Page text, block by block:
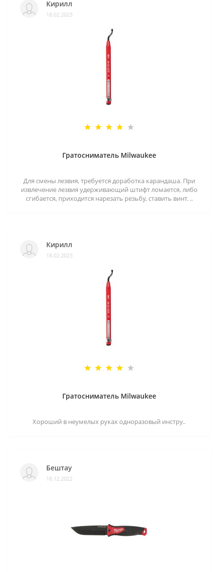
Кирилл
18.02.2023
Гратосниматель Milwaukee
Для смены лезвия, требуется доработка карандаша. При
извлечение лезвия удерживающий штифт ломается, либо
сгибается, приходится нарезать резьбу, ставить винт. ..
Кирилл
18.02.2023
Гратосниматель Milwaukee
Хороший в неумелых руках одноразовый инстру..
Бештау
18.12.2022